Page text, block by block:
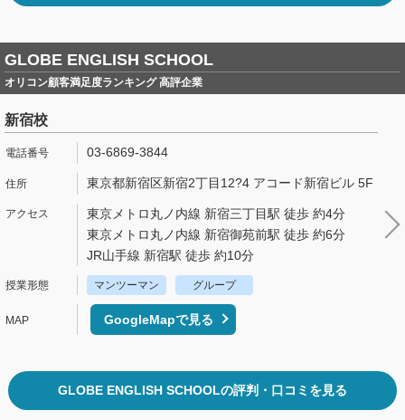
GLOBE ENGLISH SCHOOL
オリコン顧客満足度ランキング 高評企業
新宿校
03-6869-3844
東京都新宿区新宿2丁目12?4 アコード新宿ビル 5F
東京メトロ丸ノ内線 新宿三丁目駅 徒歩 約4分
東京メトロ丸ノ内線 新宿御苑前駅 徒歩 約6分
JR山手線 新宿駅 徒歩 約10分
マンツーマン グループ
GoogleMapで見る
GLOBE ENGLISH SCHOOLの評判・口コミを見る